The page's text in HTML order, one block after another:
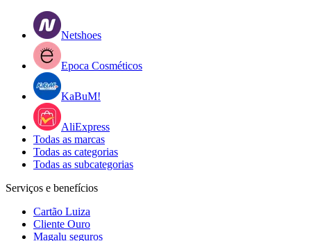
Netshoes
Epoca Cosméticos
KaBuM!
AliExpress
Todas as marcas
Todas as categorias
Todas as subcategorias
Serviços e benefícios
Cartão Luiza
Cliente Ouro
Magalu seguros